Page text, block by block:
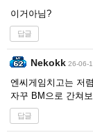
이거아님?
답글
Nekokk 26-06-
엔씨게임치고는 저
자꾸 BM으로 간쳐
답글